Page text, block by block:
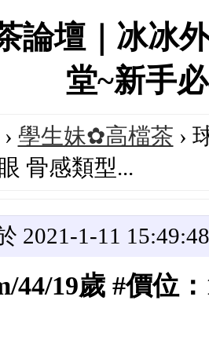
論壇｜冰冰
堂~新手
學生妹✿高檔茶 ›
骨感類型...
2021-1-11 15:49:48
44/19歲 #價位